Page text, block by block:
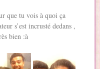
que tu vois à quoi ça
s’est incrusté dedans ,
bien :à